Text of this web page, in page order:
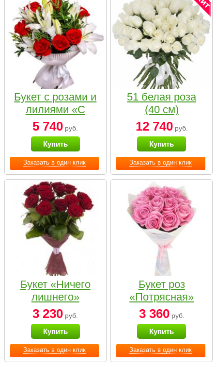
Заказать в один клик
Букет с розами и
лилиями «С
наилучшими
пожеланиями»
5 740 руб.
Купить
Заказать в один клик
51 белая роза
(40 см)
12 740руб.
Купить
Заказать в один клик
Букет «Ничего
лишнего»
3 230 руб.
Купить
Заказать в один клик
Букет роз
«Потрясная»
3 360руб.
Купить